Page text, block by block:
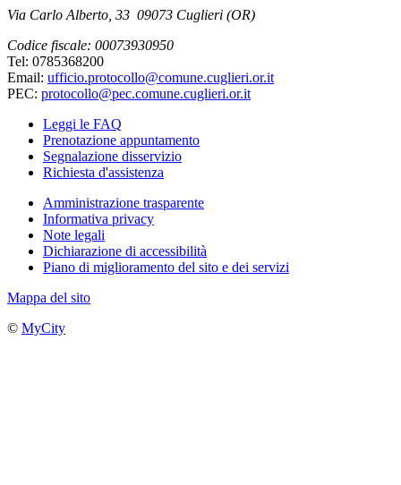
Via Carlo Alberto, 33 09073 Cuglieri (OR)
Codice fiscale: 00073930950
Tel: 0785368200
Email: ufficio.protocollo@comune.cuglieri.or.it
PEC: protocollo@pec.comune.cuglieri.or.it
Leggi le FAQ
Prenotazione appuntamento
Segnalazione disservizio
Richiesta d'assistenza
Amministrazione trasparente
Informativa privacy
Note legali
Dichiarazione di accessibilità
Piano di miglioramento del sito e dei servizi
Mappa del sito
© MyCity